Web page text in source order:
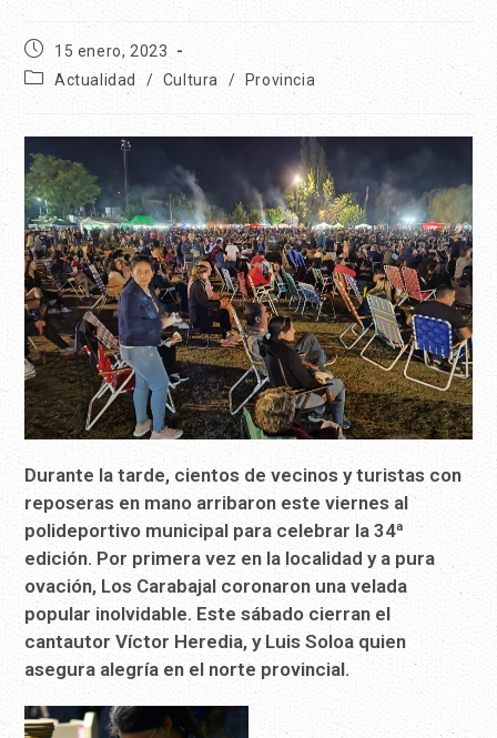
15 enero, 2023
Actualidad
/ Cultura / Provincia
Durante la tarde, cientos de vecinos y turistas con
reposeras en mano arribaron este viernes al
polideportivo municipal para celebrar la 34ª
edición. Por primera vez en la localidad y a pura
ovación, Los Carabajal coronaron una velada
popular inolvidable. Este sábado cierran el
cantautor Víctor Heredia, y Luis Soloa quien
asegura alegría en el norte provincial.